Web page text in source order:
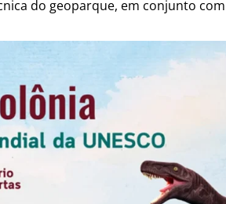
do geoparque, em conjunto